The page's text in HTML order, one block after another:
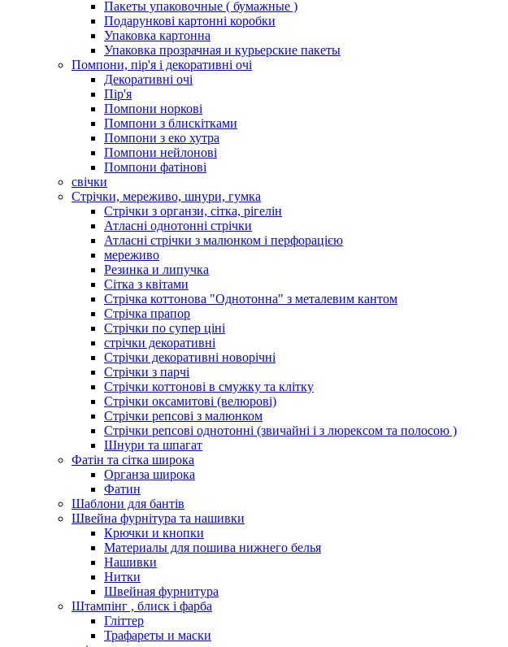
Пакеты упаковочные ( бумажные )
Подарункові картонні коробки
Упаковка картонна
Упаковка прозрачная и курьерские пакеты
Помпони, пір'я і декоративні очі
Декоративні очі
Пір'я
Помпони норкові
Помпони з блискітками
Помпони з еко хутра
Помпони нейлонові
Помпони фатінові
свічки
Стрічки, мереживо, шнури, гумка
Стрічки з органзи, сітка, рігелін
Атласні однотонні стрічки
Атласні стрічки з малюнком і перфорацією
мереживо
Резинка и липучка
Сітка з квітами
Стрічка коттонова "Однотонна" з металевим кантом
Стрічка прапор
Стрічки по супер ціні
стрічки декоративні
Стрічки декоративні новорічні
Стрічки з парчі
Стрічки коттонові в смужку та клітку
Стрічки оксамитові (велюрові)
Стрічки репсові з малюнком
Стрічки репсові однотонні (звичайні і з люрексом та полосою )
Шнури та шпагат
Фатін та сітка широка
Органза широка
Фатин
Шаблони для бантів
Швейна фурнітура та нашивки
Крючки и кнопки
Материалы для пошива нижнего белья
Нашивки
Нитки
Швейная фурнитура
Штампінг , блиск і фарба
Гліттер
Трафареты и маски